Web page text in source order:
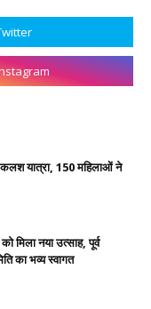
कलश यात्रा, 150 महिलाओं ने
मिला नया उत्साह, पूर्व
का भव्य स्वागत